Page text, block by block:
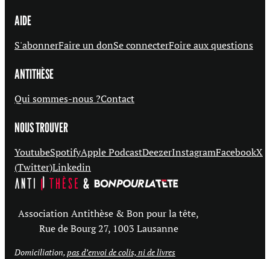
AIDE
S'abonnerFaire un donSe connecterFoire aux questions
ANTITHÈSE
Qui sommes-nous ?Contact
NOUS TROUVER
YoutubeSpotifyApple PodcastDeezerInstagramFacebookX
(Twitter)Linkedin
Association Antithèse & Bon pour la tête,
Rue de Bourg 27, 1003 Lausanne
Domiciliation, pas d’envoi de colis, ni de livres